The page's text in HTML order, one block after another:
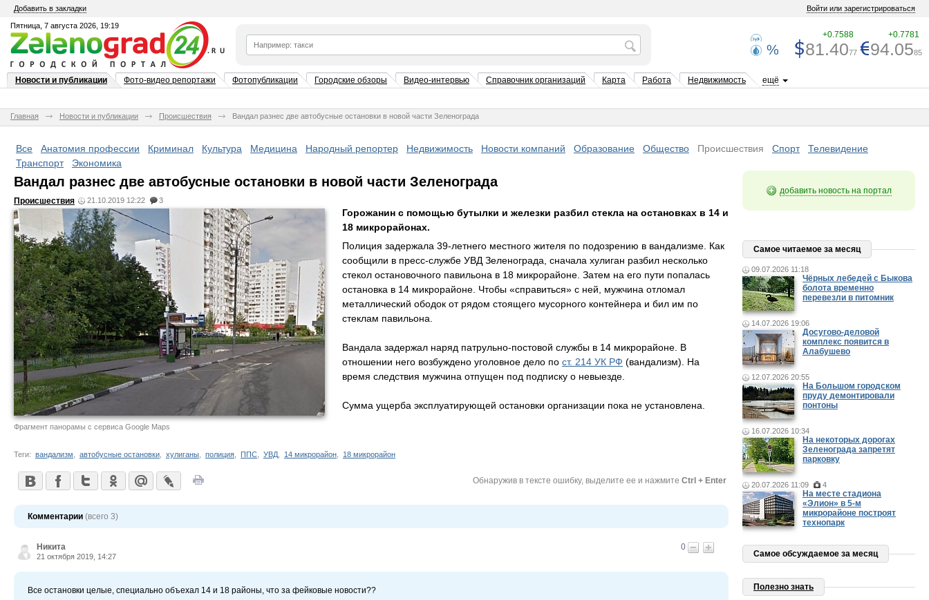
Добавить в закладки Войти или зарегистрироваться
Пятница, 7 августа 2026, 19:19
%
+0.7588 +0.7781
81.4077 94.0585
Новости и публикации Фото-видео репортажи Фотопубликации Городские обзоры Видео-интервью Справочник организаций Карта Работа Недвижимость ещё
Главная Новости и публикации Происшествия Вандал разнес две автобусные остановки в новой части Зеленограда
Все Анатомия профессии Криминал Культура Медицина Народный репортер Недвижимость Новости компаний Образование Общество Происшествия Спорт
Телевидение
Транспорт
Экономика
Вандал разнес две автобусные остановки в новой части Зеленограда
Происшествия 21.10.2019 12:22 3
Фрагмент панорамы с сервиса Google Maps
Горожанин с помощью бутылки и железки разбил стекла на остановках в 14 и
18 микрорайонах.
Полиция задержала 39-летнего местного жителя по подозрению в вандализме. Как
сообщили в пресс-службе УВД Зеленограда, сначала хулиган разбил несколько
стекол остановочного павильона в 18 микрорайоне. Затем на его пути попалась
остановка в 14 микрорайоне. Чтобы «справиться» с ней, мужчина отломал
металлический ободок от рядом стоящего мусорного контейнера и бил им по
стеклам павильона.
Вандала задержал наряд патрульно-постовой службы в 14 микрорайоне. В
отношении него возбуждено уголовное дело по ст. 214 УК РФ (вандализм). На
время следствия мужчина отпущен под подписку о невыезде.
Сумма ущерба эксплуатирующей остановки организации пока не установлена.
Теги: вандализм автобусные остановки хулиганы полиция ППС УВД 14 микрорайон 18 микрорайон
Обнаружив в тексте ошибку, выделите ее и нажмите Ctrl + Enter
Комментарии (всего 3)
Никита
21 октября 2019, 14:27
0
Все остановки целые, специально объехал 14 и 18 районы, что за фейковые новости??
добавить новость на портал
Самое читаемое за месяц
09.07.2026 11:18
Чёрных лебедей с Быкова
болота временно
перевезли в питомник
14.07.2026 19:06
Досугово-деловой
комплекс появится в
Алабушево
12.07.2026 20:55
На Большом городском
пруду демонтировали
понтоны
16.07.2026 10:34
На некоторых дорогах
Зеленограда запретят
парковку
20.07.2026 11:09 4
На месте стадиона
«Элион» в 5-м
микрорайоне построят
технопарк
Самое обсуждаемое за месяц
Полезно знать